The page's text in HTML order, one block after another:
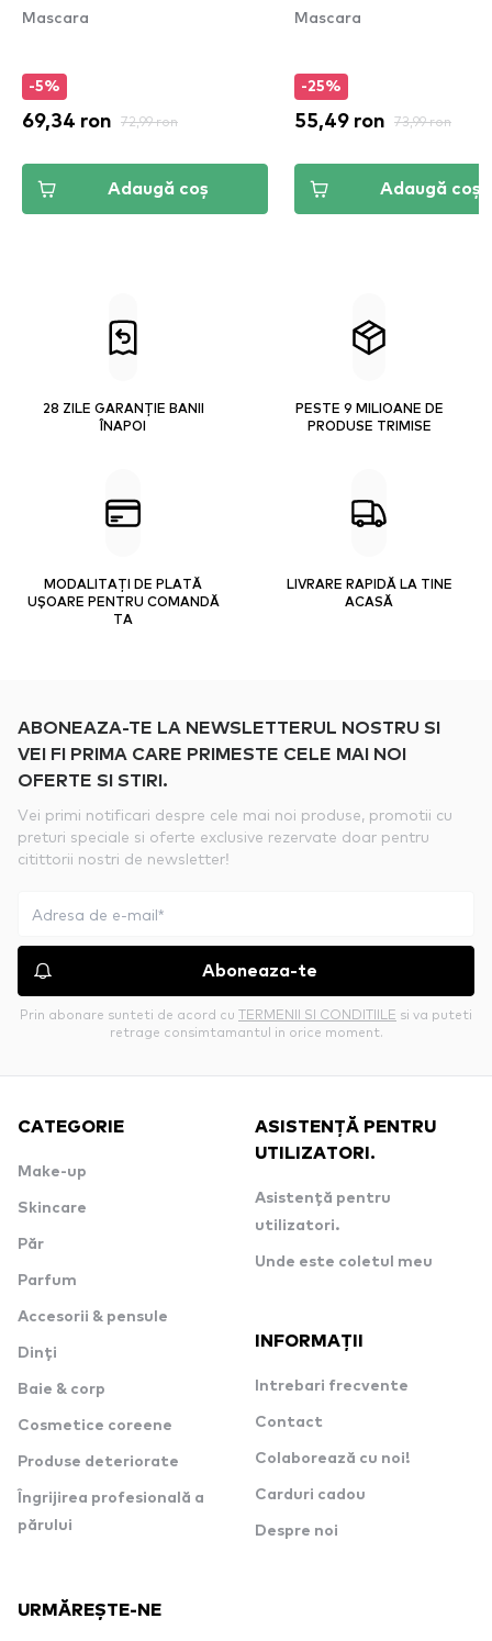
Mascara
-5%
69,34 ron 72,99 ron
Adaugă coș
Mascara
-25%
55,49 ron 73,99 ron
Adaugă coș
28 ZILE GARANȚIE BANII
ÎNAPOI
PESTE 9 MILIOANE DE
PRODUSE TRIMISE
MODALITAȚI DE PLATĂ
UȘOARE PENTRU COMANDĂ
TA
LIVRARE RAPIDĂ LA TINE
ACASĂ
ABONEAZA-TE LA NEWSLETTERUL NOSTRU SI
VEI FI PRIMA CARE PRIMESTE CELE MAI NOI
OFERTE SI STIRI.
Vei primi notificari despre cele mai noi produse, promotii cu
preturi speciale si oferte exclusive rezervate doar pentru
citittorii nostri de newsletter!
Aboneaza-te
Prin abonare sunteti de acord cu TERMENII SI CONDITIILE si va puteti
retrage consimtamantul in orice moment.
CATEGORIE
Make-up
Skincare
Păr
Parfum
Accesorii & pensule
Dinți
Baie & corp
Cosmetice coreene
Produse deteriorate
Îngrijirea profesională a
părului
ASISTENȚĂ PENTRU
UTILIZATORI.
Asistență pentru
utilizatori.
Unde este coletul meu
INFORMAȚII
Intrebari frecvente
Contact
Colaborează cu noi!
Carduri cadou
Despre noi
URMĂREȘTE-NE